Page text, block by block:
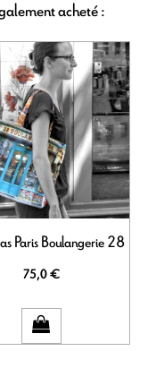
acheté :
Paris Boulangerie 28
75,0 €